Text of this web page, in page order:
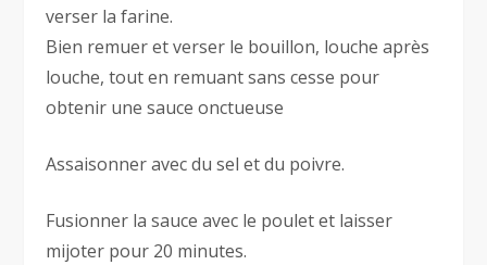
verser la farine.
Bien remuer et verser le bouillon, louche après
louche, tout en remuant sans cesse pour
obtenir une sauce onctueuse
Assaisonner avec du sel et du poivre.
Fusionner la sauce avec le poulet et laisser
mijoter pour 20 minutes.